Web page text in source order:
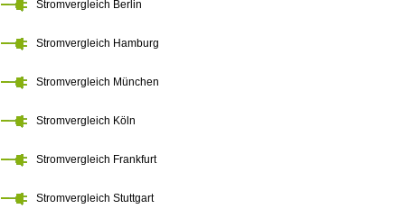
Stromvergleich Berlin
Stromvergleich Hamburg
Stromvergleich München
Stromvergleich Köln
Stromvergleich Frankfurt
Stromvergleich Stuttgart